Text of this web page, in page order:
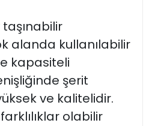
taşınabilir
alanda kullanılabilir
kapasiteli
şerit
ve kalitelidir.
olabilir